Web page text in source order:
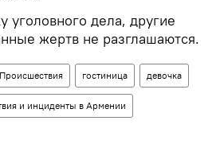
уголовного дела, другие
жертв не разглашаются.
Происшествия гостиница девочка
и инциденты в Армении